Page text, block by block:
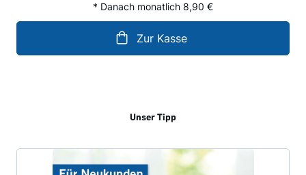
* Danach monatlich 8,90 €
Zur Kasse
Unser Tipp